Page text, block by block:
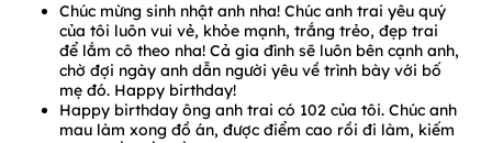
Chúc mừng sinh nhật anh nha! Chúc anh trai yêu quý
của tôi luôn vui vẻ, khỏe mạnh, trắng trẻo, đẹp trai
để lắm cô theo nha! Cả gia đình sẽ luôn bên cạnh anh,
chờ đợi ngày anh dẫn người yêu về trình bày với bố
mẹ đó. Happy birthday!
Happy birthday ông anh trai có 102 của tôi. Chúc anh
mau làm xong đồ án, được điểm cao rồi đi làm, kiếm